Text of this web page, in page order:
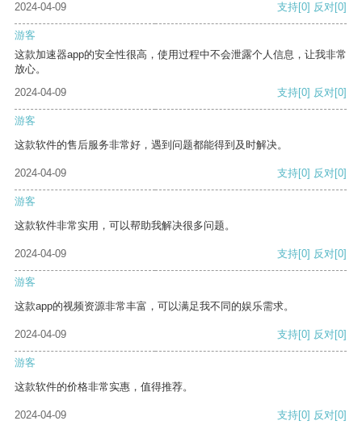
2024-04-09
支持[0] 反对[0]
游客
这款加速器app的安全性很高，使用过程中不会泄露个人信息，让我非常
放心。
2024-04-09
支持[0] 反对[0]
游客
这款软件的售后服务非常好，遇到问题都能得到及时解决。
2024-04-09 支持[0] 反对[0]
游客
这款软件非常实用，可以帮助我解决很多问题。
2024-04-09 支持[0] 反对[0]
游客
这款app的视频资源非常丰富，可以满足我不同的娱乐需求。
2024-04-09 支持[0] 反对[0]
游客
这款软件的价格非常实惠，值得推荐。
2024-04-09 支持[0] 反对[0]